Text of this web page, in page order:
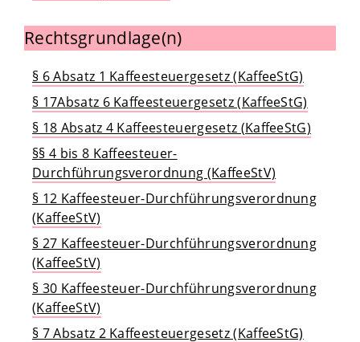
Rechtsgrundlage(n)
§ 6 Absatz 1 Kaffeesteuergesetz (KaffeeStG)
§ 17Absatz 6 Kaffeesteuergesetz (KaffeeStG)
§ 18 Absatz 4 Kaffeesteuergesetz (KaffeeStG)
§§ 4 bis 8 Kaffeesteuer-
Durchführungsverordnung (KaffeeStV)
§ 12 Kaffeesteuer-Durchführungsverordnung
(KaffeeStV)
§ 27 Kaffeesteuer-Durchführungsverordnung
(KaffeeStV)
§ 30 Kaffeesteuer-Durchführungsverordnung
(KaffeeStV)
§ 7 Absatz 2 Kaffeesteuergesetz (KaffeeStG)